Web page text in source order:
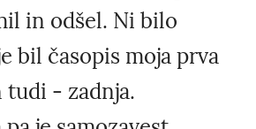
in odšel. Ni bilo
bil časopis moja prva
tudi - zadnja.